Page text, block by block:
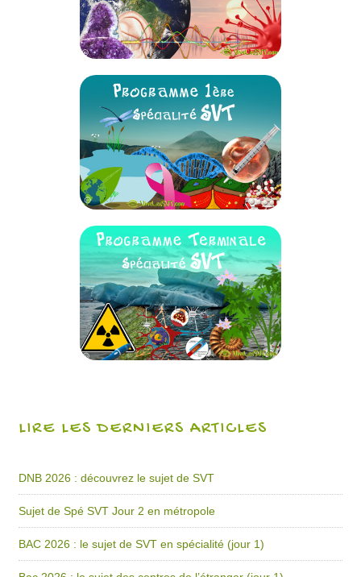
LIRE LES DERNIERS ARTICLES
DNB 2026 : découvrez le sujet de SVT
Sujet de Spé SVT Jour 2 en métropole
BAC 2026 : le sujet de SVT en spécialité (jour 1)